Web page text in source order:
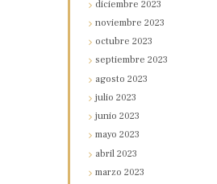
diciembre2023
noviembre2023
octubre2023
septiembre2023
agosto2023
julio2023
junio2023
mayo2023
abril2023
marzo2023